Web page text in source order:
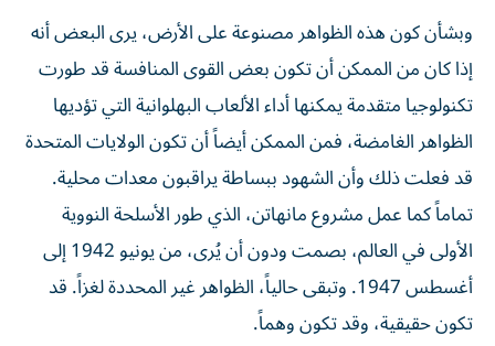
وبشأن كون هذه الظواهر مصنوعة على الأرض، يرى البعض أنه
إذا كان من الممكن أن تكون بعض القوى المنافسة قد طورت
تكنولوجيا متقدمة يمكنها أداء الألعاب البهلوانية التي تؤديها
الظواهر الغامضة، فمن الممكن أيضاً أن تكون الولايات المتحدة
قد فعلت ذلك وأن الشهود ببساطة يراقبون معدات محلية.
تماماً كما عمل مشروع مانهاتن، الذي طور الأسلحة النووية
الأولى في العالم، بصمت ودون أن يُرى، من يونيو 1942 إلى
أغسطس 1947. وتبقى حالياً، الظواهر غير المحددة لغزاً. قد
تكون حقيقية، وقد تكون وهماً.